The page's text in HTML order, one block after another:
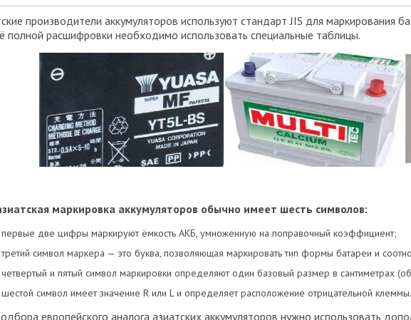
производители аккумуляторов используют стандарт JIS для маркирования
полной расшифровки необходимо использовать специальные таблицы.
маркировка аккумуляторов обычно имеет шесть символов:
первые две цифры маркируют ёмкость АКБ, умноженную на поправочный коэффициент;
третий символ маркера — это буква, позволяющая маркировать тип формы батареи и
четвертый и пятый символ маркировки определяют один базовый размер в сантиметрах
шестой символ имеет значение R или L и определяет расположение отрицательной клеммы.
европейского аналога азиатских аккумуляторов нужно использовать